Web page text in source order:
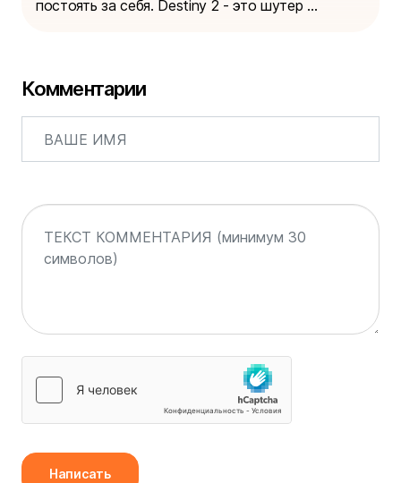
постоять за себя. Destiny 2 - это шутер ...
Комментарии
Написать